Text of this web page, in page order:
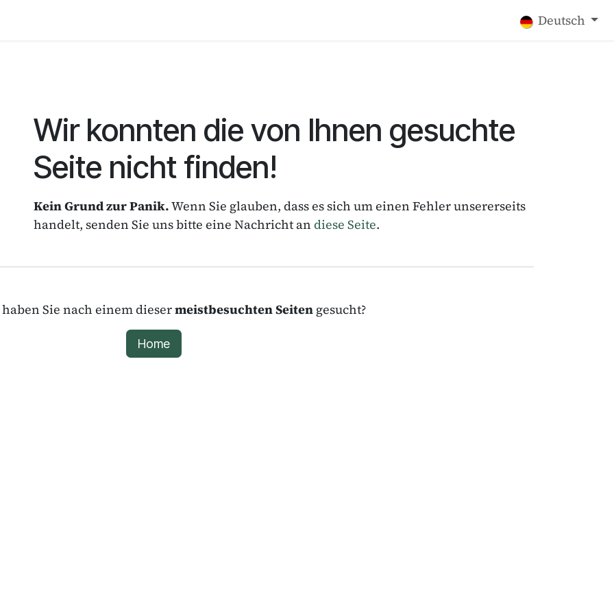
Deutsch
Fehler 404
Wir konnten die von Ihnen gesuchte
Seite nicht finden!
Kein Grund zur Panik.Wenn Sie glauben, dass es sich um einen Fehler unsererseits
handelt, senden Sie uns bitte eine Nachricht an diese Seite.
Sie nach einem diesermeistbesuchten Seitengesucht?
Home